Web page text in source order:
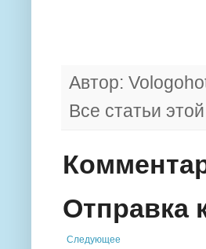
Автор:
Все статьи
Отправка
Следующее